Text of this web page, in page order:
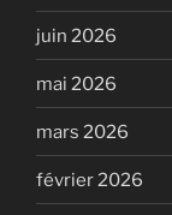
juin 2026
mai 2026
mars 2026
février 2026